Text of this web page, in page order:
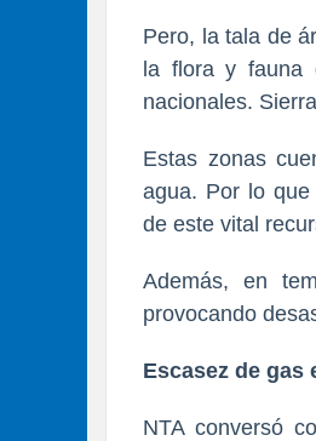
Pero, la tala de
la flora y fauna
nacionales.
Estas zonas
agua. Por lo que
de este vital
Además, en
provocando
Escasez de gas
NTA conversó